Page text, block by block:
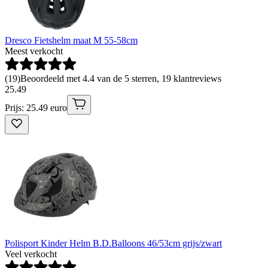
Dresco Fietshelm maat M 55-58cm
Meest verkocht
(19)Beoordeeld met 4.4 van de 5 sterren, 19 klantreviews
25.49
Prijs: 25.49 euro
Polisport Kinder Helm B.D.Balloons 46/53cm grijs/zwart
Veel verkocht